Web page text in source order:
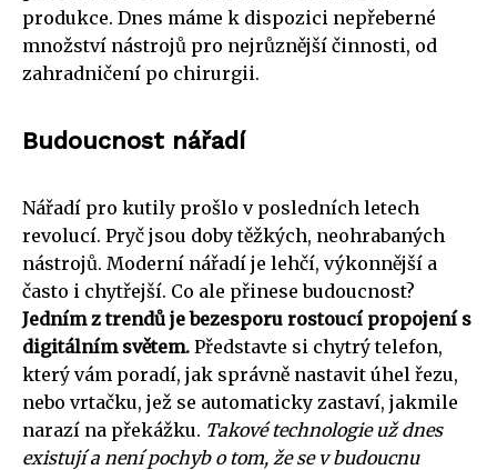
produkce. Dnes máme k dispozici nepřeberné
množství nástrojů pro nejrůznější činnosti, od
zahradničení po chirurgii.
Budoucnost nářadí
Nářadí pro kutily prošlo v posledních letech
revolucí. Pryč jsou doby těžkých, neohrabaných
nástrojů. Moderní nářadí je lehčí, výkonnější a
často i chytřejší. Co ale přinese budoucnost?
Jedním z trendů je bezesporu rostoucí propojení s
digitálním světem. Představte si chytrý telefon,
který vám poradí, jak správně nastavit úhel řezu,
nebo vrtačku, jež se automaticky zastaví, jakmile
narazí na překážku. Takové technologie už dnes
existují a není pochyb o tom, že se v budoucnu